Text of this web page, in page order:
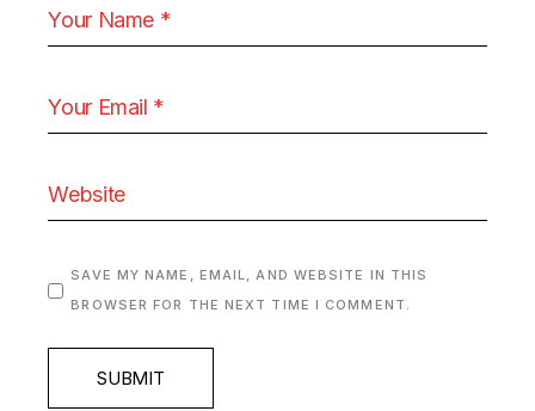
SAVE MY NAME, EMAIL, AND WEBSITE IN THIS
BROWSER FOR THE NEXT TIME I COMMENT.
SUBMIT